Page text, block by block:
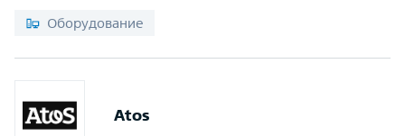
Оборудование
Atos